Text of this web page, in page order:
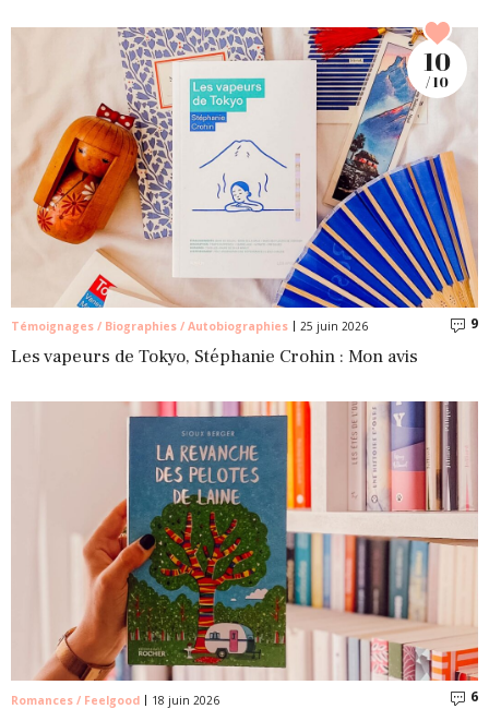
Témoignages / Biographies / Autobiographies 25 juin 2026 9
Les vapeurs de Tokyo, Stéphanie Crohin : Mon avis
10
/ 10
Romances / Feelgood 18 juin 2026 6